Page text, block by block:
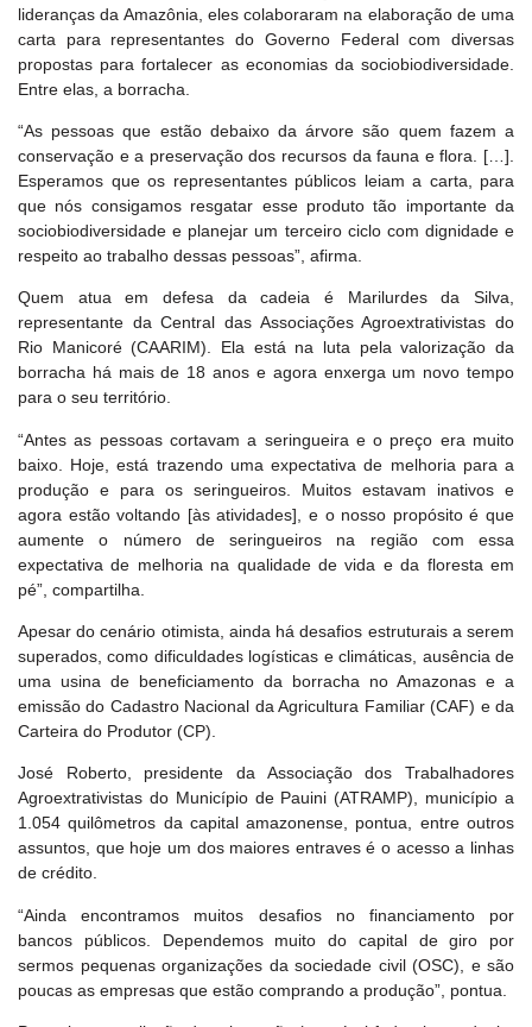
lideranças da Amazônia, eles colaboraram na elaboração de uma
carta para representantes do Governo Federal com diversas
propostas para fortalecer as economias da sociobiodiversidade.
Entre elas, a borracha.
“As pessoas que estão debaixo da árvore são quem fazem a
conservação e a preservação dos recursos da fauna e flora. […].
Esperamos que os representantes públicos leiam a carta, para
que nós consigamos resgatar esse produto tão importante da
sociobiodiversidade e planejar um terceiro ciclo com dignidade e
respeito ao trabalho dessas pessoas”, afirma.
Quem atua em defesa da cadeia é Marilurdes da Silva,
representante da Central das Associações Agroextrativistas do
Rio Manicoré (CAARIM). Ela está na luta pela valorização da
borracha há mais de 18 anos e agora enxerga um novo tempo
para o seu território.
“Antes as pessoas cortavam a seringueira e o preço era muito
baixo. Hoje, está trazendo uma expectativa de melhoria para a
produção e para os seringueiros. Muitos estavam inativos e
agora estão voltando [às atividades], e o nosso propósito é que
aumente o número de seringueiros na região com essa
expectativa de melhoria na qualidade de vida e da floresta em
pé”, compartilha.
Apesar do cenário otimista, ainda há desafios estruturais a serem
superados, como dificuldades logísticas e climáticas, ausência de
uma usina de beneficiamento da borracha no Amazonas e a
emissão do Cadastro Nacional da Agricultura Familiar (CAF) e da
Carteira do Produtor (CP).
José Roberto, presidente da Associação dos Trabalhadores
Agroextrativistas do Município de Pauini (ATRAMP), município a
1.054 quilômetros da capital amazonense, pontua, entre outros
assuntos, que hoje um dos maiores entraves é o acesso a linhas
de crédito.
“Ainda encontramos muitos desafios no financiamento por
bancos públicos. Dependemos muito do capital de giro por
sermos pequenas organizações da sociedade civil (OSC), e são
poucas as empresas que estão comprando a produção”, pontua.